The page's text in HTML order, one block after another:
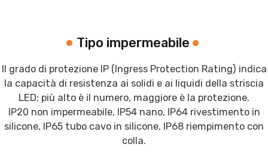
Tipo impermeabile
Il grado di protezione IP (Ingress Protection Rating) indica
la capacità di resistenza ai solidi e ai liquidi della striscia
LED; più alto è il numero, maggiore è la protezione.
IP20 non impermeabile, IP54 nano, IP64 rivestimento in
silicone, IP65 tubo cavo in silicone, IP68 riempimento con
colla.